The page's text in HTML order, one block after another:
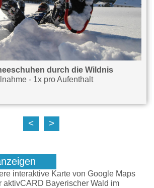
durch die Wildnis
- 1x pro Aufenthalt
< >
interaktive Karte von Google Maps
aktivCARD Bayerischer Wald im